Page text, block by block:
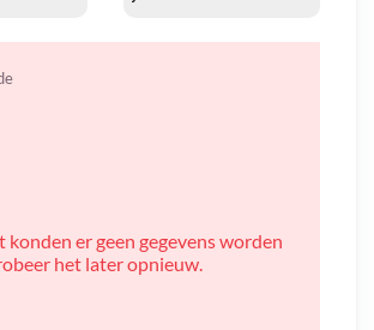
konden er geen gegevens worden
het later opnieuw.